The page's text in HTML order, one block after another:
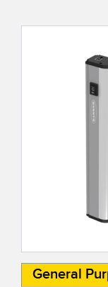
General